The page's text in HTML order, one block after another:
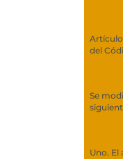
Artículo
del
Se
Uno. El